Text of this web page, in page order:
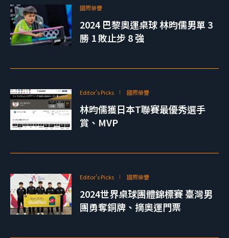
國際榮譽
2024 巴黎奧運桌球 林昀儒男單 3
勝 1 敗止步 8 強
Editor's Picks 國際榮譽
林昀儒獲日本T聯賽最優秀選手
賞、MVP
Editor's Picks 國際榮譽
2024世界桌球團體錦標賽 臺灣男
團勇奪銅牌、摘奧運門票